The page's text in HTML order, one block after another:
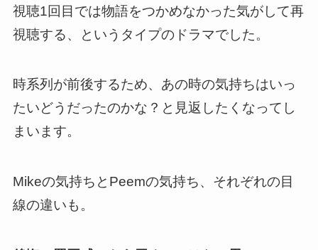
視聴1回目では物語をつかめなかった気がして再
視聴する、というタイプのドラマでした。
時系列が前後するため、あの時の気持ちはいっ
たいどうだったのかな？と見返したくなってし
まいます。
Mikeの気持ちとPeemの気持ち、それぞれの目
線の違いも。